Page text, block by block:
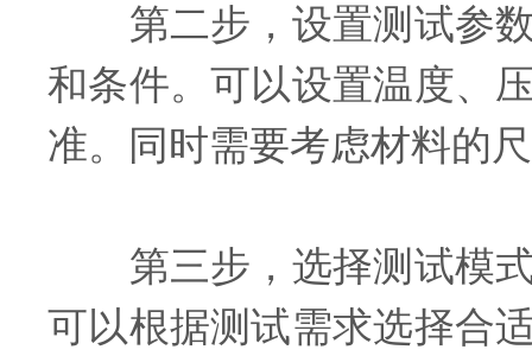
第二步，设置测试参数
和条件。可以设置温度、
准。同时需要考虑材料的
第三步，选择测试模式
可以根据测试需求选择合